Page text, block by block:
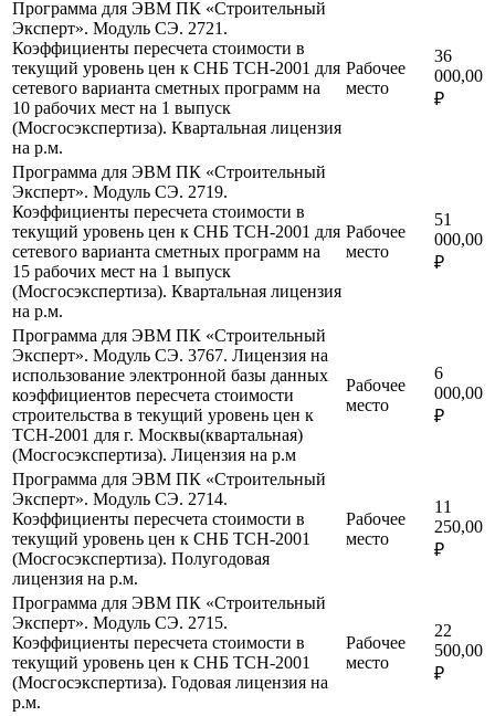
Программа для ЭВМ ПК «Строительный
Эксперт». Модуль СЭ. 2721.
Коэффициенты пересчета стоимости в
текущий уровень цен к СНБ ТСН-2001 для
сетевого варианта сметных программ на
10 рабочих мест на 1 выпуск
(Мосгосэкспертиза). Квартальная лицензия
на р.м.
Рабочее
место
36
000,00
₽
Программа для ЭВМ ПК «Строительный
Эксперт». Модуль СЭ. 2719.
Коэффициенты пересчета стоимости в
текущий уровень цен к СНБ ТСН-2001 для
сетевого варианта сметных программ на
15 рабочих мест на 1 выпуск
(Мосгосэкспертиза). Квартальная лицензия
на р.м.
Рабочее
место
51
000,00
₽
Программа для ЭВМ ПК «Строительный
Эксперт». Модуль СЭ. 3767. Лицензия на
использование электронной базы данных
коэффициентов пересчета стоимости
строительства в текущий уровень цен к
ТСН-2001 для г. Москвы(квартальная)
(Мосгосэкспертиза). Лицензия на р.м
Рабочее
место
6
000,00
₽
Программа для ЭВМ ПК «Строительный
Эксперт». Модуль СЭ. 2714.
Коэффициенты пересчета стоимости в
текущий уровень цен к СНБ ТСН-2001
(Мосгосэкспертиза). Полугодовая
лицензия на р.м.
Рабочее
место
11
250,00
₽
Программа для ЭВМ ПК «Строительный
Эксперт». Модуль СЭ. 2715.
Коэффициенты пересчета стоимости в
текущий уровень цен к СНБ ТСН-2001
(Мосгосэкспертиза). Годовая лицензия на
р.м.
Рабочее
место
22
500,00
₽